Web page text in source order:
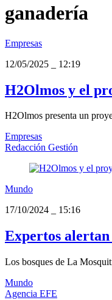
ganadería
Empresas
12/05/2025
12:19
H2Olmos y el
H2Olmos presenta un
Empresas
Redacción Gestión
Mundo
17/10/2024
15:16
Expertos
Los bosques de La
Mundo
Agencia EFE